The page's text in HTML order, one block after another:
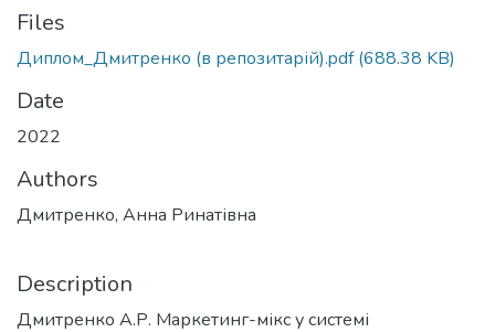
Files
Диплом_Дмитренко (в репозитарій).pdf(688.38 KB)
Date
2022
Authors
Дмитренко, Анна Ринатівна
Description
Дмитренко А.Р. Маркетинг-мікс у системі